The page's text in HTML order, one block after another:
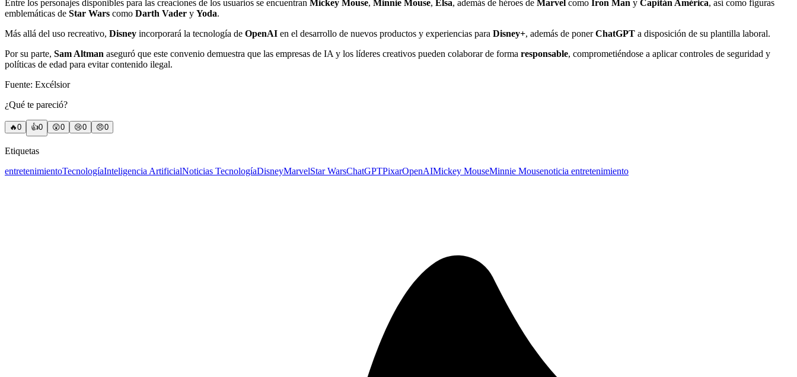
Entre los personajes disponibles para las creaciones de los usuarios se encuentran Mickey Mouse, Minnie Mouse, Elsa, además de héroes de Marvel como Iron Man y Capitán América, así como figuras
emblemáticas de Star Wars como Darth Vader y Yoda.
Más allá del uso recreativo, Disney incorporará la tecnología de OpenAI en el desarrollo de nuevos productos y experiencias para Disney+, además de ponerChatGPT a disposición de su plantilla laboral.
Por su parte, Sam Altman aseguró que este convenio demuestra que las empresas de IA y los líderes creativos pueden colaborar de forma responsable, comprometiéndose a aplicar controles de seguridad y
políticas de edad para evitar contenido ilegal.
Fuente: Excélsior
¿Qué te pareció?
🔥0 👍0 😲0 😢0 😠0
Etiquetas
entretenimientoTecnologíaInteligencia ArtificialNoticias TecnologíaDisneyMarvelStar WarsChatGPTPixarOpenAIMickey MouseMinnie Mousenoticia entretenimiento